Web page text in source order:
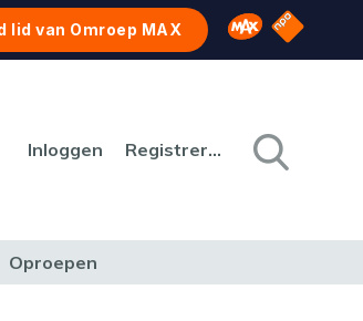
lid van Omroep MAX Omroep MAX
NPO
Inloggen Registreren
Oproepen